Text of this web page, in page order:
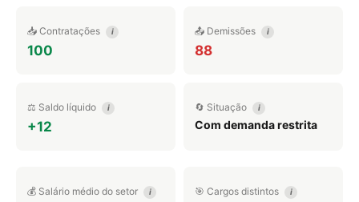
📥 Contratações i
100
📤 Demissões i
88
⚖️ Saldo líquido i
+12
🔄 Situação i
Com demanda restrita
💰 Salário médio do setor i 🎯 Cargos distintos i